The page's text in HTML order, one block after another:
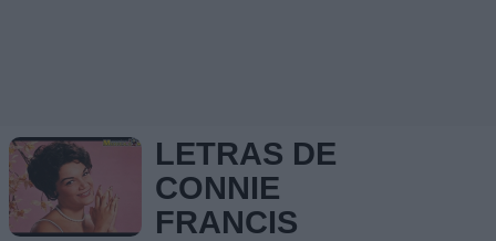
LETRAS DE
CONNIE
FRANCIS